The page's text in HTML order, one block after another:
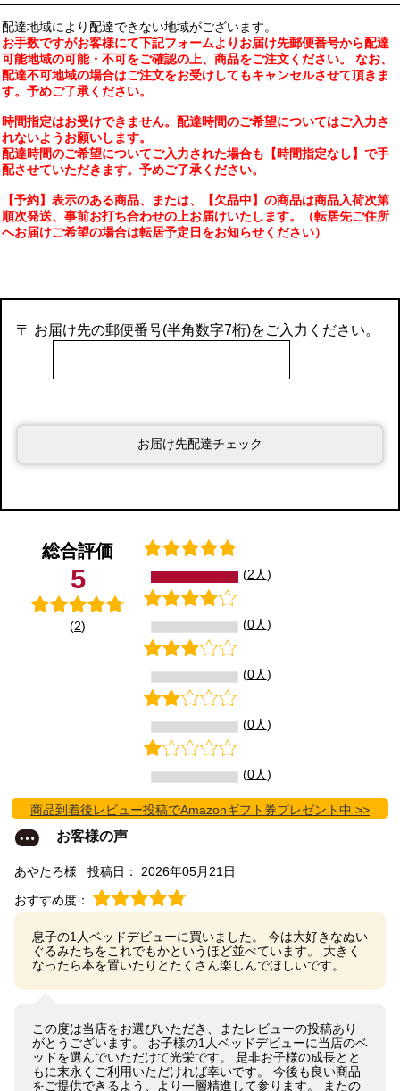
配達地域により配達できない地域がございます。
お手数ですがお客様にて下記フォームよりお届け先郵便番号から配達
可能地域の可能・不可をご確認の上、商品をご注文ください。 なお、
配達不可地域の場合はご注文をお受けしてもキャンセルさせて頂きま
す。予めご了承ください。
時間指定はお受けできません。配達時間のご希望についてはご入力さ
れないようお願いします。
配達時間のご希望についてご入力された場合も【時間指定なし】で手
配させていただきます。予めご了承ください。
【予約】表示のある商品、または、【欠品中】の商品は商品入荷次第
順次発送、事前お打ち合わせの上お届けいたします。（転居先ご住所
へお届けご希望の場合は転居予定日をお知らせください）
〒 お届け先の郵便番号(半角数字7桁)をご入力ください。
お届け先配達チェック
総合評価
5
(2)
(2人)
(0人)
(0人)
(0人)
(0人)
商品到着後レビュー投稿でAmazonギフト券プレゼント中 >>
お客様の声
あやたろ様
投稿日： 2026年05月21日
おすすめ度：
息子の1人ベッドデビューに買いました。 今は大好きなぬい
ぐるみたちをこれでもかというほど並べています。 大きく
なったら本を置いたりとたくさん楽しんでほしいです。
この度は当店をお選びいただき、またレビューの投稿あり
がとうございます。 お子様の1人ベッドデビューに当店のベ
ッドを選んでいただけて光栄です。 是非お子様の成長とと
もに末永くご利用いただければ幸いです。 今後も良い商品
をご提供できるよう、より一層精進して参ります。 またの